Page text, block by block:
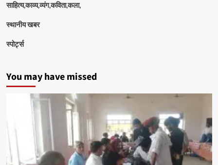
साहित्य,काव्य,व्यंग,कविता,कला,
स्थानीय खबर
स्पोर्ट्स
You may have missed